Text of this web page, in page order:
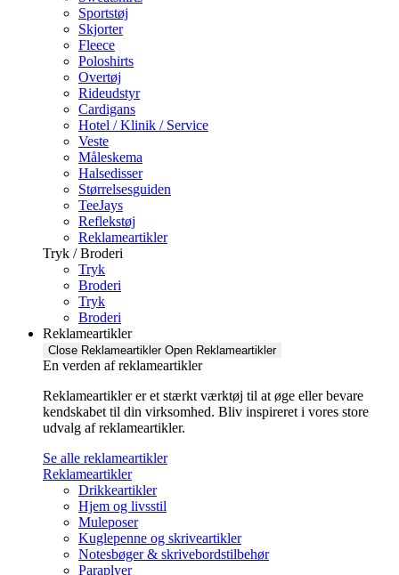
Sportstøj
Skjorter
Fleece
Poloshirts
Overtøj
Rideudstyr
Cardigans
Hotel / Klinik / Service
Veste
Måleskema
Halsedisser
Størrelsesguiden
TeeJays
Reflekstøj
Reklameartikler
Tryk / Broderi
Tryk
Broderi
Tryk
Broderi
Reklameartikler
Close Reklameartikler Open Reklameartikler
En verden af reklameartikler ​
Reklameartikler er et stærkt værktøj til at øge eller bevare
kendskabet til din virksomhed. Bliv inspireret i vores store
udvalg af reklameartikler.
Se alle reklameartikler
Reklameartikler
Drikkeartikler
Hjem og livsstil
Muleposer
Kuglepenne og skriveartikler
Notesbøger & skrivebordstilbehør
Paraplyer